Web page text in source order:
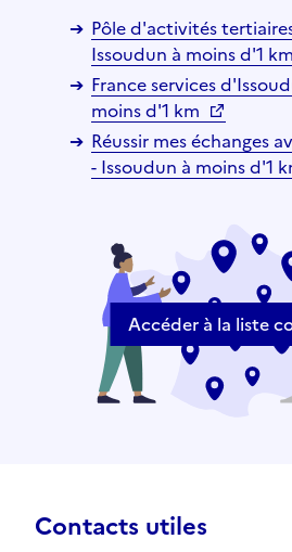
Pôle d'activités
Issoudun à moins d'1 km
France services
moins d'1 km
Réussir mes échanges
- Issoudun à moins d'1
Accéder à la liste
Contacts utiles